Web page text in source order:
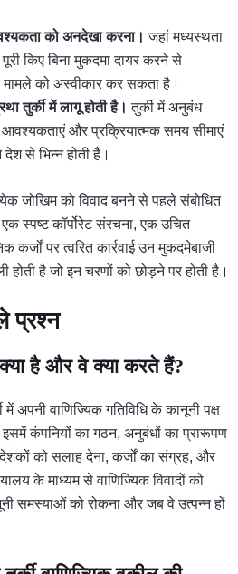
को अनदेखा करना। जहां मध्यस्थता
किए बिना मुकदमा दायर करने से
को अस्वीकार कर सकता है।
तुर्की में लागू होती है। तुर्की में अनुबंध
आवश्यकताएं और प्रक्रियात्मक समय सीमाएं
से भिन्न होती हैं।
जोखिम को विवाद बनने से पहले संबोधित
स्पष्ट कॉर्पोरेट संरचना, एक उचित
पर त्वरित कार्रवाई उन मुकदमेबाजी
है जो इन चरणों को छोड़ने पर होती है।
प्रश्न
क्या है और वे क्या करते हैं?
अपनी वाणिज्यिक गतिविधि के कानूनी पक्ष
इसमें कंपनियों का गठन, अनुबंधों का प्रारूपण
को सलाह देना, कर्जों का संग्रह, और
के माध्यम से वाणिज्यिक विवादों को
समस्याओं को रोकना और जब वे उत्पन्न हों